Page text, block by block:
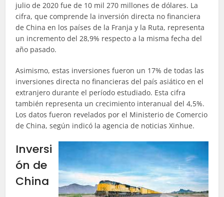
julio de 2020 fue de 10 mil 270 millones de dólares. La
cifra, que comprende la inversión directa no financiera
de China en los países de la Franja y la Ruta, representa
un incremento del 28,9% respecto a la misma fecha del
año pasado.
Asimismo, estas inversiones fueron un 17% de todas las
inversiones directa no financieras del país asiático en el
extranjero durante el período estudiado. Esta cifra
también representa un crecimiento interanual del 4,5%.
Los datos fueron revelados por el Ministerio de Comercio
de China, según indicó la agencia de noticias Xinhue.
Inversi
ón de
China